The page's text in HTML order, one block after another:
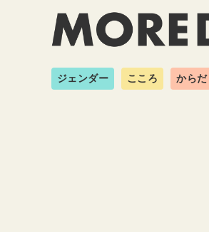
ジェンダー こころ からだ